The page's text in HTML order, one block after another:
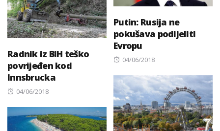
Putin: Rusija ne
pokušava podijeliti
Evropu
Posted
04/06/2018
Radnik iz BiH teško
povrijeđen kod
Innsbrucka
Posted
04/06/2018